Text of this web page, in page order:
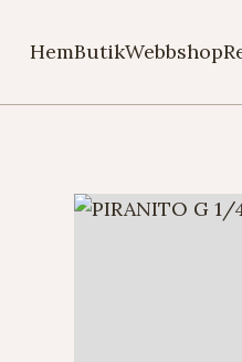
HemButikWebbshop